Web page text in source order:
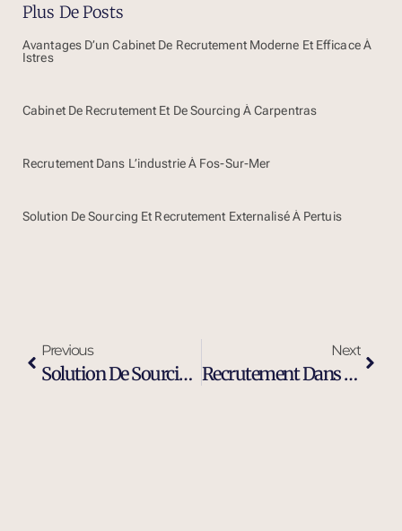
Plus De Posts
Avantages D’un Cabinet De Recrutement Moderne Et Efficace À
Istres
Cabinet De Recrutement Et De Sourcing À Carpentras
Recrutement Dans L’industrie À Fos-Sur-Mer
Solution De Sourcing Et Recrutement Externalisé À Pertuis
Previous
Solution De Sourcing Et Recrutement Externalisé À Pertuis
Next
Recrutement Dans L’industrie À Pertuis